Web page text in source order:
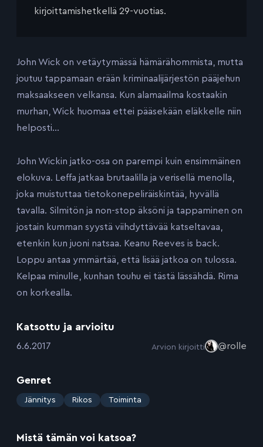
kirjoittamishetkellä 29-vuotias.
John Wick on vetäytymässä hämärähommista, mutta
joutuu tappamaan erään kriminaalijärjestön pääjehun
maksaakseen velkansa. Kun alamaailma kostaakin
murhan, Wick huomaa ettei pääsekään eläkkelle niin
helposti…
John Wickin jatko-osa on parempi kuin ensimmäinen
elokuva. Leffa jatkaa brutaalilla ja verisellä menolla,
joka muistuttaa tietokonepeliräiskintää, hyvällä
tavalla. Silmitön ja non-stop äksöni ja tappaminen on
jostain kumman syystä viihdyttävää katseltavaa,
etenkin kun juoni natsaa. Keanu Reeves is back.
Loppu antaa ymmärtää, että lisää jatkoa on tulossa.
Kelpaa minulle, kunhan touhu ei tästä lässähdä. Rima
on korkealla.
Katsottu ja arvioitu
:6.6.2017 Arvion kirjoitti @rolle
Genret
: Jännitys Rikos Toiminta
Mistä tämän voi katsoa?